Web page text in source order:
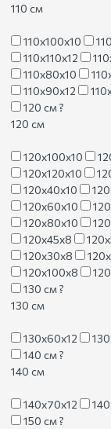
110 см
110х100х10
110х110х12
110х80х10
110х90х12
120 см?
120 см
120х100х10
120х120х10
120х40х10
120х60х10
120х80х10
120х45х8
120х30х8
120х100х8
130 см?
130 см
130х60х12
140 см?
140 см
140х70х12
150 см?